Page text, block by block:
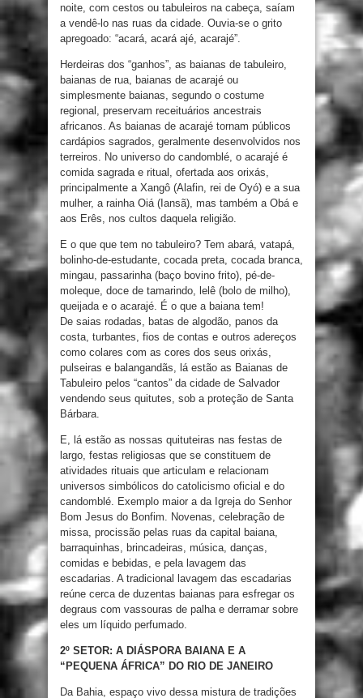
noite, com cestos ou tabuleiros na cabeça, saíam
a vendê-lo nas ruas da cidade. Ouvia-se o grito
apregoado: “acará, acará ajé, acarajé”.
Herdeiras dos “ganhos”, as baianas de tabuleiro,
baianas de rua, baianas de acarajé ou
simplesmente baianas, segundo o costume
regional, preservam receituários ancestrais
africanos. As baianas de acarajé tornam públicos
cardápios sagrados, geralmente desenvolvidos nos
terreiros. No universo do candomblé, o acarajé é
comida sagrada e ritual, ofertada aos orixás,
principalmente a Xangô (Alafin, rei de Oyó) e a sua
mulher, a rainha Oiá (Iansã), mas também a Obá e
aos Erês, nos cultos daquela religião.
E o que que tem no tabuleiro? Tem abará, vatapá,
bolinho-de-estudante, cocada preta, cocada branca,
mingau, passarinha (baço bovino frito), pé-de-
moleque, doce de tamarindo, lelê (bolo de milho),
queijada e o acarajé. É o que a baiana tem!
De saias rodadas, batas de algodão, panos da
costa, turbantes, fios de contas e outros adereços
como colares com as cores dos seus orixás,
pulseiras e balangandãs, lá estão as Baianas de
Tabuleiro pelos “cantos” da cidade de Salvador
vendendo seus quitutes, sob a proteção de Santa
Bárbara.
E, lá estão as nossas quituteiras nas festas de
largo, festas religiosas que se constituem de
atividades rituais que articulam e relacionam
universos simbólicos do catolicismo oficial e do
candomblé. Exemplo maior a da Igreja do Senhor
Bom Jesus do Bonfim. Novenas, celebração de
missa, procissão pelas ruas da capital baiana,
barraquinhas, brincadeiras, música, danças,
comidas e bebidas, e pela lavagem das
escadarias. A tradicional lavagem das escadarias
reúne cerca de duzentas baianas para esfregar os
degraus com vassouras de palha e derramar sobre
eles um líquido perfumado.
2º SETOR: A DIÁSPORA BAIANA E A
“PEQUENA ÁFRICA” DO RIO DE JANEIRO
Da Bahia, espaço vivo dessa mistura de tradições